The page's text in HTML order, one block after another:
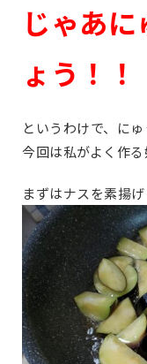
じゃあ
ょう！！
というわけで、に
今回は私がよく作
まずはナスを素揚げ